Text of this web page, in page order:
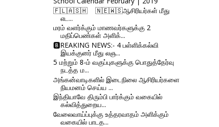
🇫‌🇱‌🇦‌🇸‌🇭‌ 🇳‌🇪‌🇼‌🇸‌ஆசிரியர்கள் மீது
எட...
மரம் வளர்க்கும் மாணவர்களுக்கு 2
மதிப்பெண்கள் அளிக்...
🅱REAKING NEWS:- 4 பள்ளிக்கல்வி
இயக்குனர் மீது லஞ...
5 மற்றும் 8-ம் வகுப்புகளுக்கு பொதுத்தேர்வு
நடத்த ம...
அங்கன்வாடிகளில் இடைநிலை ஆசிரியர்களை
நியமனம் செய்ய ...
இந்தியாவே திரும்பி பார்க்கும் வகையில்
கல்வித்துறைய...
வேலைவாய்ப்புக்கு உத்தரவாதம் அளிக்கும்
வகையில் பாடத...